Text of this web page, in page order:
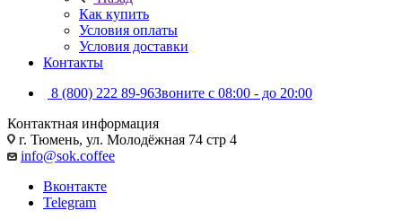
Как купить
Условия оплаты
Условия доставки
Контакты
8 (800) 222 89-96Звоните с 08:00 - до 20:00
Контактная информация
г. Тюмень, ул. Молодёжная 74 стр 4
info@sok.coffee
Вконтакте
Telegram